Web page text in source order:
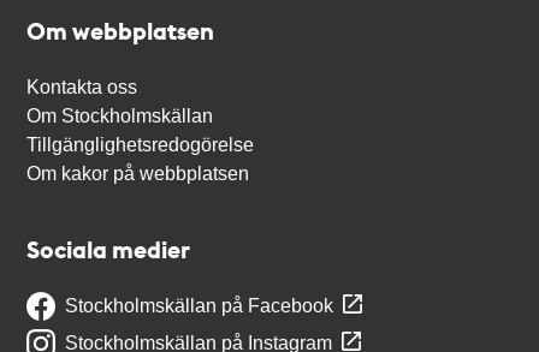
Om webbplatsen
Kontakta oss
Om Stockholmskällan
Tillgänglighetsredogörelse
Om kakor på webbplatsen
Sociala medier
Stockholmskällan på Facebook
Stockholmskällan på Instagram